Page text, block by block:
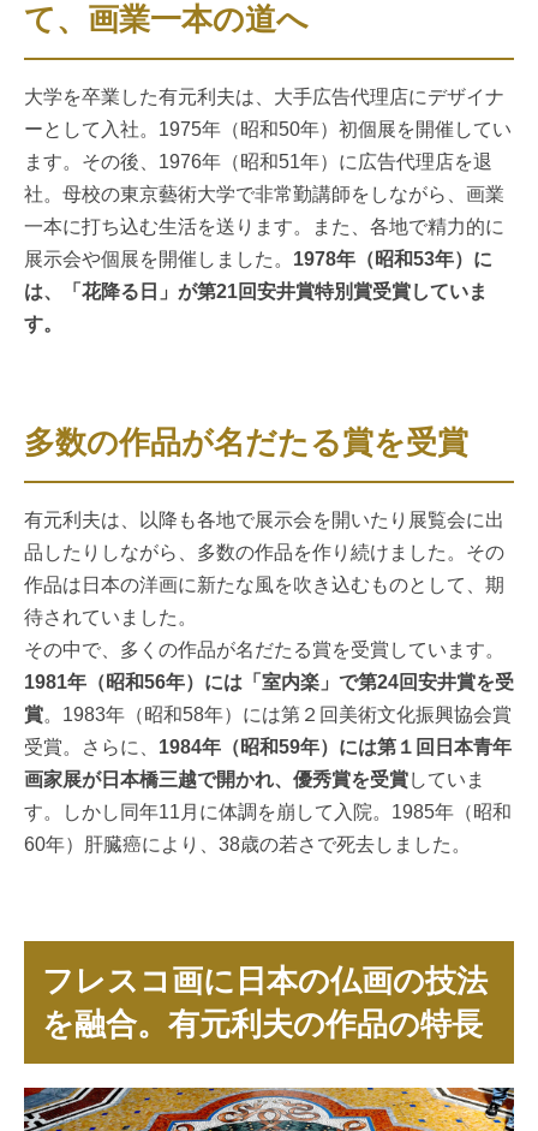
て、画業一本の道へ
大学を卒業した有元利夫は、大手広告代理店にデザイナ
ーとして入社。1975年（昭和50年）初個展を開催してい
ます。その後、1976年（昭和51年）に広告代理店を退
社。母校の東京藝術大学で非常勤講師をしながら、画業
一本に打ち込む生活を送ります。また、各地で精力的に
展示会や個展を開催しました。 1978年（昭和53年）に
は、「花降る日」が第21回安井賞特別賞受賞していま
す。
多数の作品が名だたる賞を受賞
有元利夫は、以降も各地で展示会を開いたり展覧会に出
品したりしながら、多数の作品を作り続けました。その
作品は日本の洋画に新たな風を吹き込むものとして、期
待されていました。
その中で、多くの作品が名だたる賞を受賞しています。
1981年（昭和56年）には「室内楽」で第24回安井賞を受
賞。1983年（昭和58年）には第２回美術文化振興協会賞
受賞。さらに、 1984年（昭和59年）には第１回日本青年
画家展が日本橋三越で開かれ、優秀賞を受賞していま
す。しかし同年11月に体調を崩して入院。1985年（昭和
60年）肝臓癌により、38歳の若さで死去しました。
フレスコ画に日本の仏画の技法
を融合。有元利夫の作品の特長